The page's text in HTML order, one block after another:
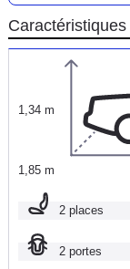
1,34 m
1,85 m
2 places
2 portes